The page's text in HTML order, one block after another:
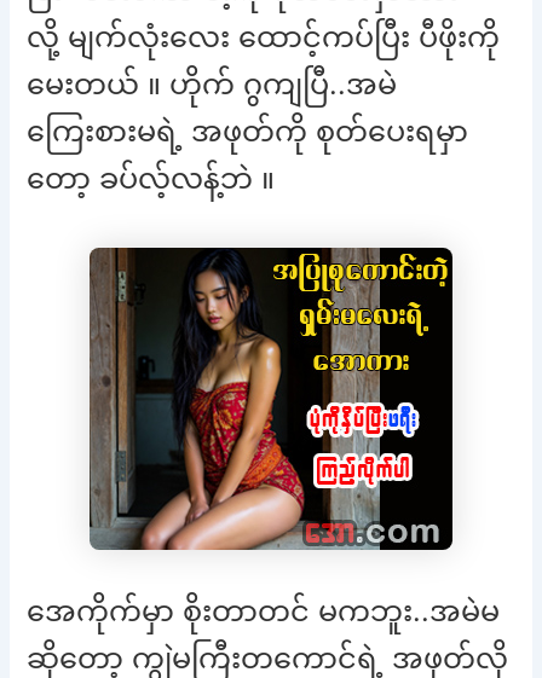
လို့ မျက်လုံးလေး ထောင့်ကပ်ပြီး ပီဖိုးကို
မေးတယ် ။ ဟိုက် ဂွကျပြီ..အမဲ
ကြေးစားမရဲ့ အဖုတ်ကို စုတ်ပေးရမှာ
တော့ ခပ်လ့်လန့်ဘဲ ။
အေကိုက်မှာ စိုးတာတင် မကဘူး..အမဲမ
ဆိုတော့ ကျွဲမကြီးတကောင်ရဲ့ အဖုတ်လို